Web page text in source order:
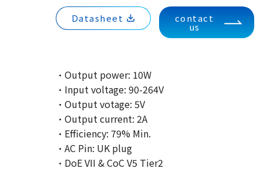
Datasheet contact
us
·Output power: 10W
·Input voltage: 90-264V
·Output votage: 5V
·Output current: 2A
·Efficiency: 79% Min.
·AC Pin: UK plug
·DoE VII & CoC V5 Tier2